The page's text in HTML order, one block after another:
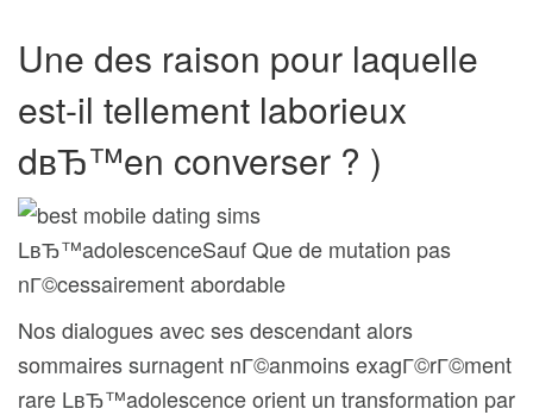
Une des raison pour laquelle
est-il tellement laborieux
dвЂ™en converser ? )
LвЂ™adolescenceSauf Que de mutation pas
nГ©cessairement abordable
Nos dialogues avec ses descendant alors
sommaires surnagent nГ©anmoins exagГ©rГ©ment
rare LвЂ™adolescence orient un transformation par